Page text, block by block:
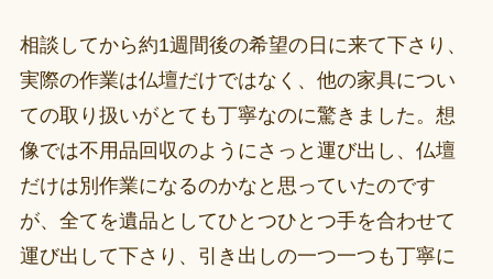
相談してから約1週間後の希望の日に来て下さり、
実際の作業は仏壇だけではなく、他の家具につい
ての取り扱いがとても丁寧なのに驚きました。想
像では不用品回収のようにさっと運び出し、仏壇
だけは別作業になるのかなと思っていたのです
が、全てを遺品としてひとつひとつ手を合わせて
運び出して下さり、引き出しの一つ一つも丁寧に